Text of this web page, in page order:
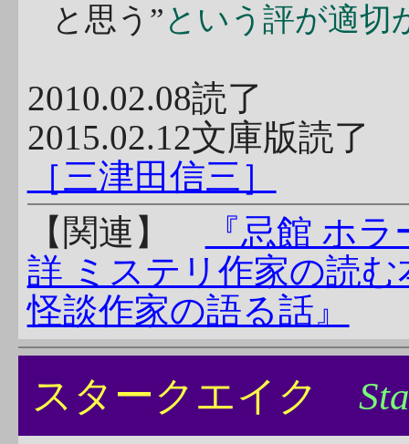
と思う” という評が適切
2010.02.08読了
2015.02.12文庫版読
［三津田信三］
【関連】
『忌館 ホ
詳 ミステリ作家の読む
怪談作家の語る話』
スタークエイク